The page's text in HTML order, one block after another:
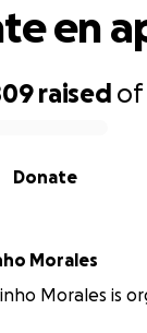
raised of
Donate
en
Morales
Morales is